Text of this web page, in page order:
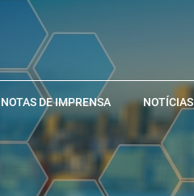
NOTAS DE IMPRENSA NOTÍCIAS